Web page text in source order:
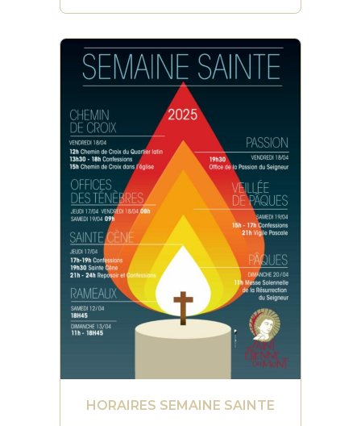
HORAIRES SEMAINE SAINTE